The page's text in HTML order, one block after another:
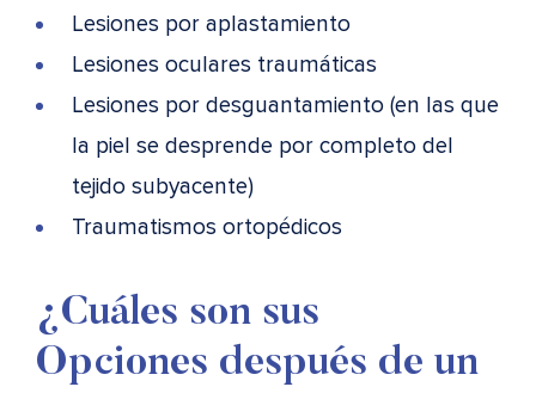
Lesiones por aplastamiento
Lesiones oculares traumáticas
Lesiones por desguantamiento (en las que
la piel se desprende por completo del
tejido subyacente)
Traumatismos ortopédicos
¿Cuáles son sus
Opciones después de un